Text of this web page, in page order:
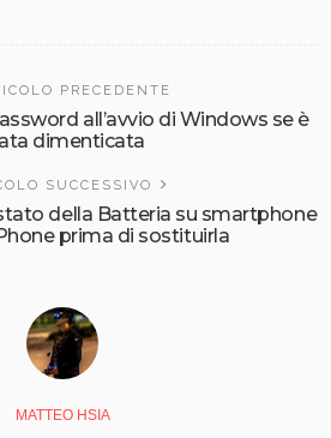
PRECEDENTE
all’avvio di Windows se è
dimenticata
SUCCESSIVO
della Batteria su smartphone
prima di sostituirla
MATTEO HSIA